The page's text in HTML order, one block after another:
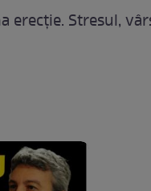
erecţie. Stresul,